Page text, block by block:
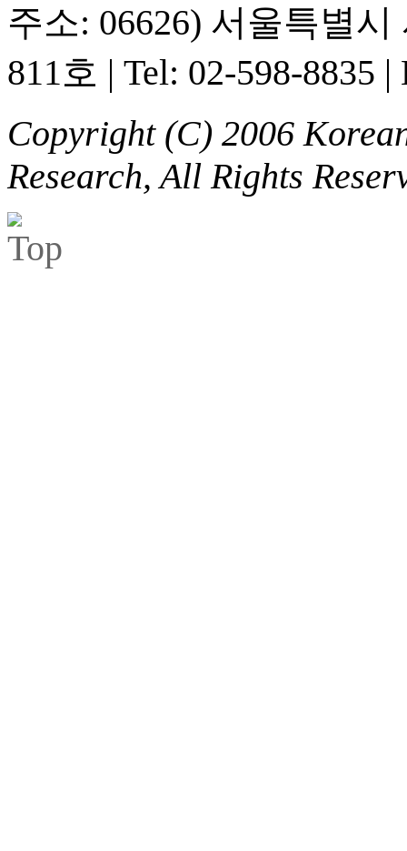
주소: 06626) 서울특별
811호 | Tel: 02-598-8835 |
Copyright (C) 2006
Research, All Rights